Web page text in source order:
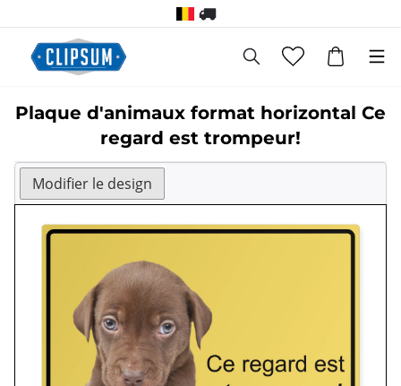
Plaque d'animaux format horizontal Ce
regard est trompeur!
Modifier le design